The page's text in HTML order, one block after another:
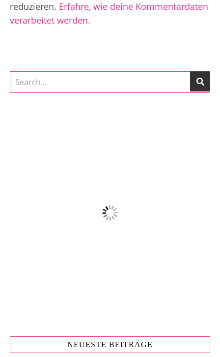
reduzieren. Erfahre, wie deine Kommentardaten
verarbeitet werden.
NEUESTE BEITRÄGE